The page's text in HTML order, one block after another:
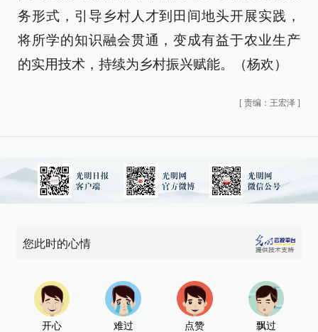
务形式，引导乡村人才到田间地头开展实践，
将所学的知识融会贯通，变成有益于农业生产
的实用技术，持续为乡村振兴赋能。（杨欢）
[ 责编：王宏泽 ]
您此时的心情
开心 难过 点赞 飘过